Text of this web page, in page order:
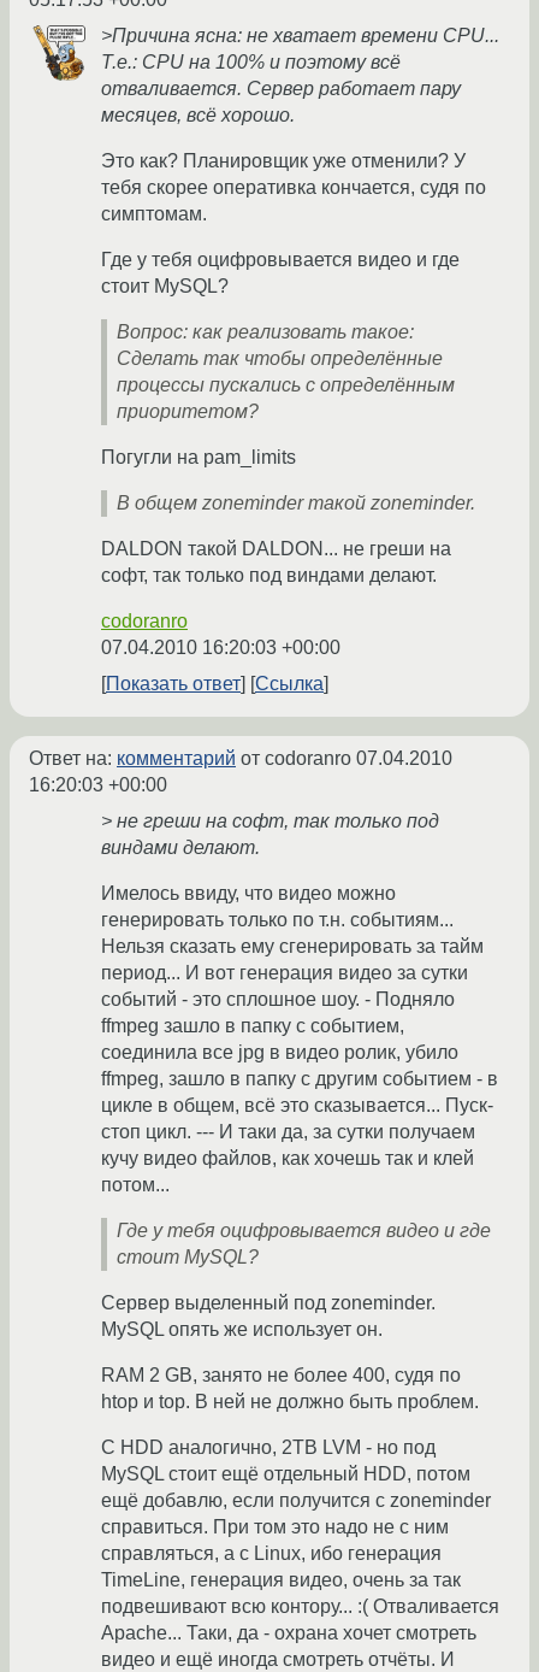
>Причина ясна: не хватает времени CPU...
Т.е.: CPU на 100% и поэтому всё
отваливается. Сервер работает пару
месяцев, всё хорошо.
Это как? Планировщик уже отменили? У
тебя скорее оперативка кончается, судя по
симптомам.
Где у тебя оцифровывается видео и где
стоит MySQL?
Вопрос: как реализовать такое:
Сделать так чтобы определённые
процессы пускались с определённым
приоритетом?
Погугли на pam_limits
В общем zoneminder такой zoneminder.
DALDON такой DALDON... не греши на
софт, так только под виндами делают.
codoranro
07.04.2010 16:20:03 +00:00
Показать ответ
Ссылка
Ответ на: комментарий от codoranro 07.04.2010
16:20:03 +00:00
> не греши на софт, так только под
виндами делают.
Имелось ввиду, что видео можно
генерировать только по т.н. событиям...
Нельзя сказать ему сгенерировать за тайм
период... И вот генерация видео за сутки
событий - это сплошное шоу. - Подняло
ffmpeg зашло в папку с событием,
соединила все jpg в видео ролик, убило
ffmpeg, зашло в папку с другим событием - в
цикле в общем, всё это сказывается... Пуск-
стоп цикл. --- И таки да, за сутки получаем
кучу видео файлов, как хочешь так и клей
потом...
Где у тебя оцифровывается видео и где
стоит MySQL?
Сервер выделенный под zoneminder.
MySQL опять же использует он.
RAM 2 GB, занято не более 400, судя по
htop и top. В ней не должно быть проблем.
С HDD аналогично, 2TB LVM - но под
MySQL стоит ещё отдельный HDD, потом
ещё добавлю, если получится с zoneminder
справиться. При том это надо не с ним
справляться, а с Linux, ибо генерация
TimeLine, генерация видео, очень за так
подвешивают всю контору... :( Отваливается
Apache... Таки, да - охрана хочет смотреть
видео и ещё иногда смотреть отчёты. И